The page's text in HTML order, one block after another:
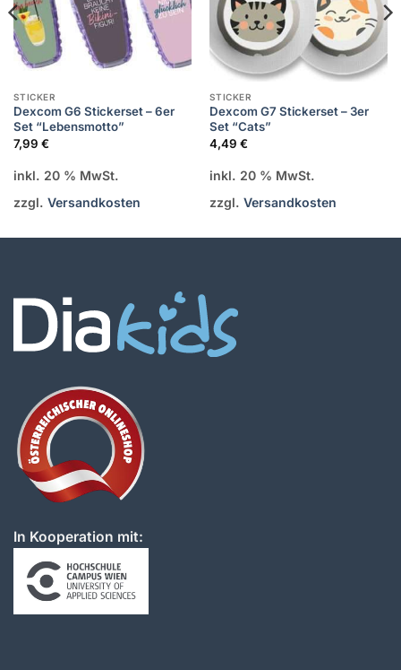
STICKER
Dexcom G6 Stickerset – 6er
Set “Lebensmotto”
7,99 €
inkl. 20 % MwSt.
zzgl. Versandkosten
STICKER
Dexcom G7 Stickerset – 3er
Set “Cats”
4,49 €
inkl. 20 % MwSt.
zzgl. Versandkosten
In Kooperation mit: